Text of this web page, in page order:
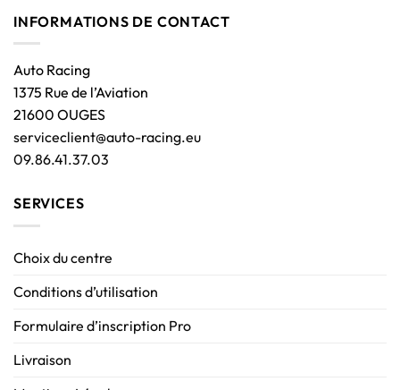
INFORMATIONS DE CONTACT
Auto Racing
1375 Rue de l’Aviation
21600 OUGES
serviceclient@auto-racing.eu
09.86.41.37.03
SERVICES
Choix du centre
Conditions d’utilisation
Formulaire d’inscription Pro
Livraison